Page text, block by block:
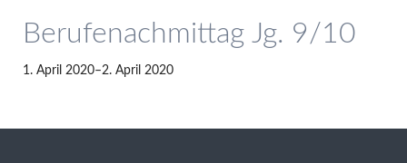
Berufenachmittag Jg. 9/10
1. April 2020–2. April 2020